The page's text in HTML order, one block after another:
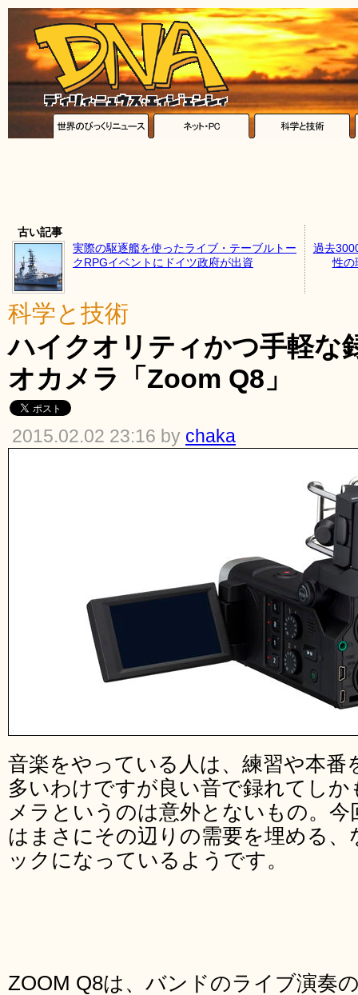
古い記事
実際の駆逐艦を使ったライブ・テーブルトー
クRPGイベントにドイツ政府が出資
過去
性の
科学と技術
ハイクオリティかつ手軽な
オカメラ「Zoom Q8」
2015.02.02 23:16 by chaka
音楽をやっている人は、練習や本番
多いわけですが良い音で録れてし
メラというのは意外とないもの。
はまさにその辺りの需要を埋める
ックになっているようです。
ZOOM Q8は、バンドのライブ演奏